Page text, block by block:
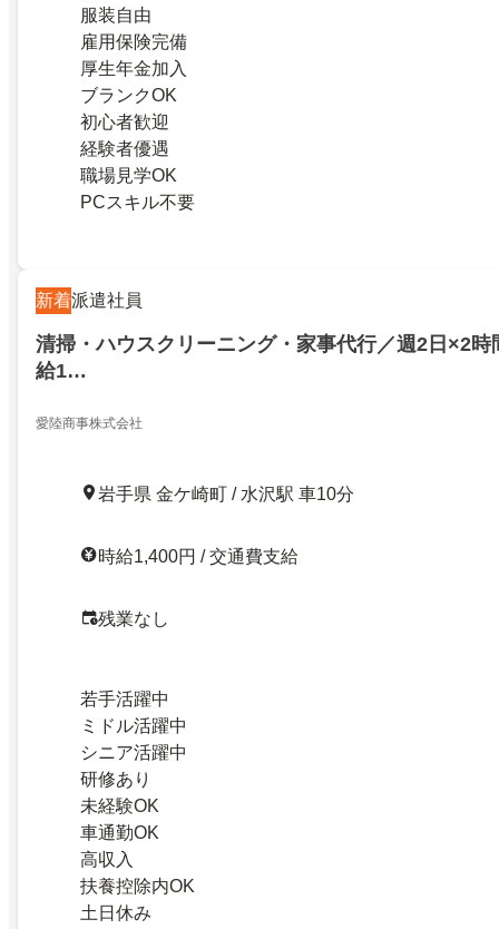
服装自由
雇用保険完備
厚生年金加入
ブランクOK
初心者歓迎
経験者優遇
職場見学OK
PCスキル不要
新着派遣社員
清掃・ハウスクリーニング・家事代行／週2日×2時
給1…
愛陸商事株式会社
岩手県 金ケ崎町 / 水沢駅 車10分
時給1,400円 / 交通費支給
残業なし
若手活躍中
ミドル活躍中
シニア活躍中
研修あり
未経験OK
車通勤OK
高収入
扶養控除内OK
土日休み